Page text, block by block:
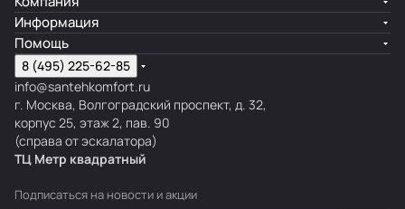
Информация
Помощь
8 (495) 225-62-85
info@santehkomfort.ru
г. Москва, Волгоградский проспект, д. 32,
корпус 25, этаж 2, пав. 90
(справа от эскалатора)
ТЦ Метр квадратный
Подписаться на новости и акции